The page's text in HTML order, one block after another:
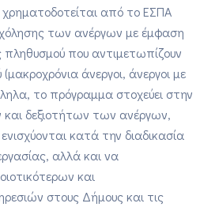
από το ΕΣΠΑ
των ανέργων με έμφαση
πληθυσμού που αντιμετωπίζουν
άνεργοι, άνεργοι με
το πρόγραμμα στοχεύει στην
δεξιοτήτων των ανέργων,
κατά την διαδικασία
αλλά και να
και
στους Δήμους και τις